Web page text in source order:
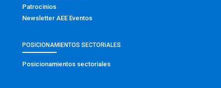
Patrocinios
Newsletter AEE Eventos
POSICIONAMIENTOS SECTORIALES
Posicionamientos sectoriales